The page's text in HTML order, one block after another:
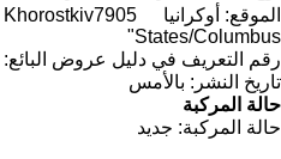
الموقع: أوكرانيا Khorostkiv
States/Columbus"
رقم التعريف في دليل عروض البائع:
تاريخ النشر: بالأمس
حالة المركبة
حالة المركبة: جديد